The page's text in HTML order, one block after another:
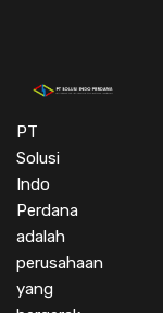
PT
Solusi
Indo
Perdana
adalah
perusahaan
yang